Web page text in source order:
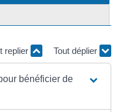
replier Tout déplier
bénéficier de